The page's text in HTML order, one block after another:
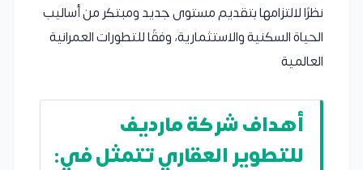
نظرًا لالتزامها بتقديم مستوى جديد ومبتكر من أساليب
الحياة السكنية والاستثمارية، وفقًا للتطورات العمرانية
العالمية
أهداف شركة مارديف
للتطوير العقاري تتمثل في: